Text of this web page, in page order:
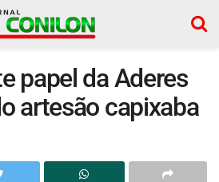
papel da Aderes
artesão capixaba